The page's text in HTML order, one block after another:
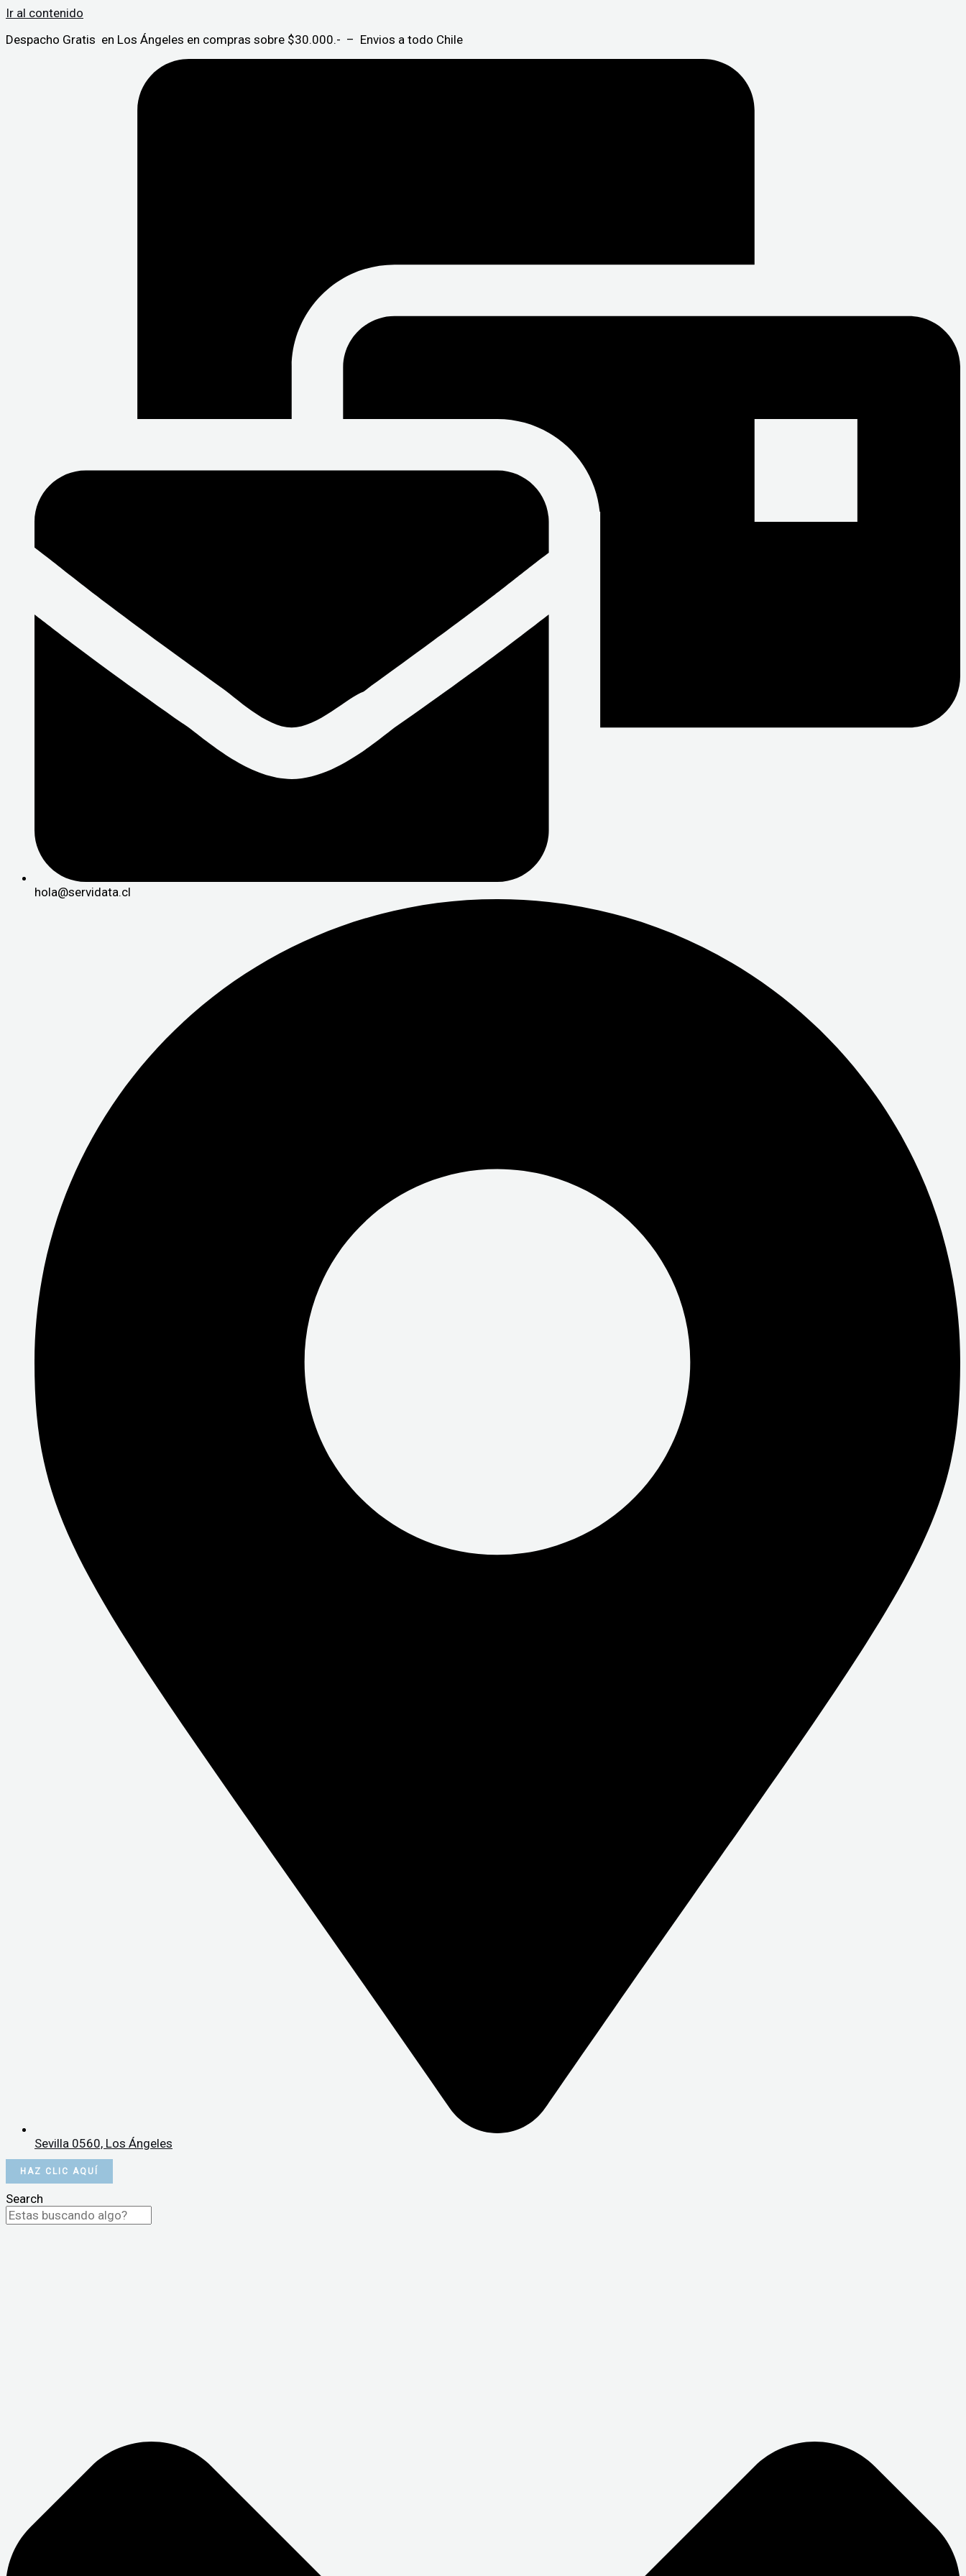
Ir al contenido
Despacho Gratis en Los Ángeles en compras sobre $30.000.- – Envios a todo Chile
hola@servidata.cl
Sevilla 0560, Los Ángeles
HAZ CLIC AQUÍ
Search